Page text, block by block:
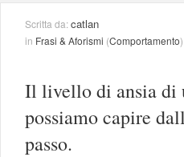
Scritta da:catlan
in Frasi & Aforismi (Comportamento)
Il livello di ansia di
possiamo capire
passo.